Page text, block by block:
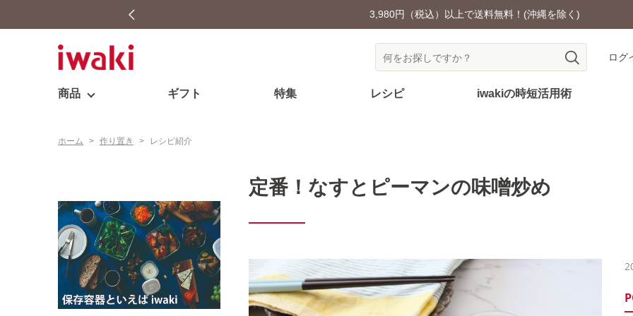
耐熱ガラス食器を安全にご使用いただくために
ログ
商品 ギフト 特集 レシピ iwakiの時短活用術
ホーム > 作り置き > レシピ紹介
定番！なすとピーマンの味噌炒め